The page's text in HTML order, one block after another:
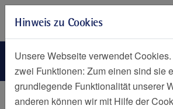
Zur Hauptnavigation springen
Zum Seiteninhalt springen
Zum Seitenende springen
Redzinski-Heidrun
St. Josef-
Kupferdreh
Personen
Hinweis zu Cookies
Unsere Webseite verwendet
zwei Funktionen: Zum einen sind sie
grundlegende Funktionalität unserer
anderen können wir mit Hilfe der